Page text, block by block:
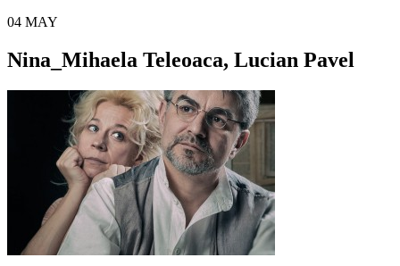
04 MAY
Nina_Mihaela Teleoaca, Lucian Pavel